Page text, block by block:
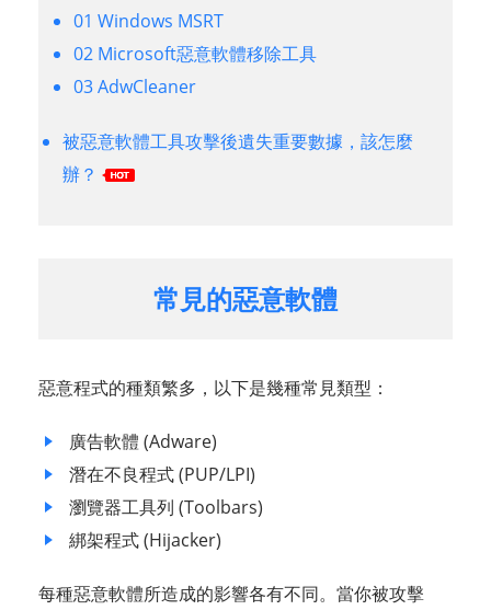
01 Windows MSRT
02 Microsoft惡意軟體移除工具
03 AdwCleaner
被惡意軟體工具攻擊後遺失重要數據，該怎麼
辦？
常見的惡意軟體
惡意程式的種類繁多，以下是幾種常見類型：
廣告軟體 (Adware)
潛在不良程式 (PUP/LPI)
瀏覽器工具列 (Toolbars)
綁架程式 (Hijacker)
每種惡意軟體所造成的影響各有不同。當你被攻擊